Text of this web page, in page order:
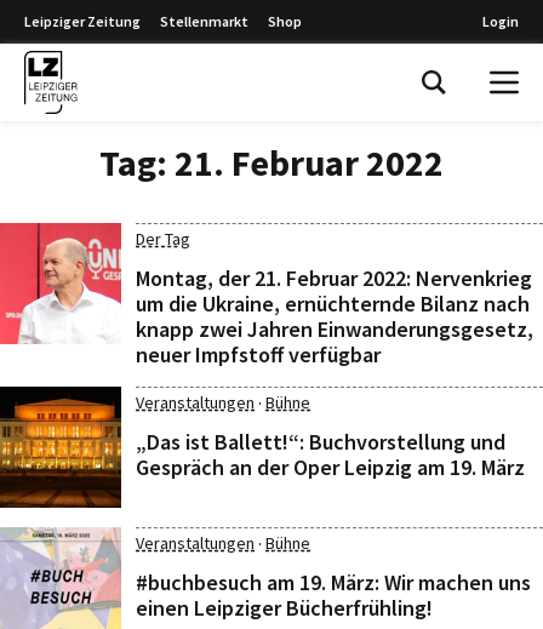
Leipziger Zeitung Stellenmarkt Shop Login
Tag: 21. Februar 2022
Der Tag
Montag, der 21. Februar 2022: Nervenkrieg
um die Ukraine, ernüchternde Bilanz nach
knapp zwei Jahren Einwanderungsgesetz,
neuer Impfstoff verfügbar
Veranstaltungen · Bühne
„Das ist Ballett!“: Buchvorstellung und
Gespräch an der Oper Leipzig am 19. März
Veranstaltungen · Bühne
#buchbesuch am 19. März: Wir machen uns
einen Leipziger Bücherfrühling!